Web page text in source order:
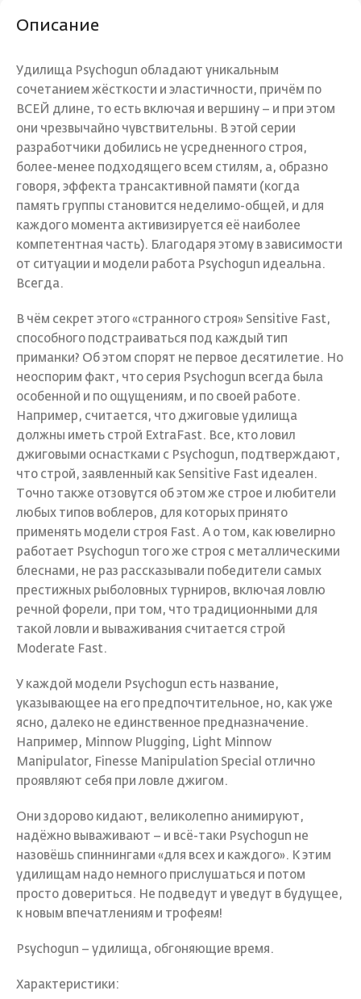
Описание
Удилища Psychogun обладают уникальным
сочетанием жёсткости и эластичности, причём по
ВСЕЙ длине, то есть включая и вершину – и при этом
они чрезвычайно чувствительны. В этой серии
разработчики добились не усредненного строя,
более-менее подходящего всем стилям, а, образно
говоря, эффекта трансактивной памяти (когда
память группы становится неделимо-общей, и для
каждого момента активизируется её наиболее
компетентная часть). Благодаря этому в зависимости
от ситуации и модели работа Psychogun идеальна.
Всегда.
В чём секрет этого «странного строя» Sensitive Fast,
способного подстраиваться под каждый тип
приманки? Об этом спорят не первое десятилетие. Но
неоспорим факт, что серия Psychogun всегда была
особенной и по ощущениям, и по своей работе.
Например, считается, что джиговые удилища
должны иметь строй ExtraFast. Все, кто ловил
джиговыми оснастками c Psychogun, подтверждают,
что строй, заявленный как Sensitive Fast идеален.
Точно также отзовутся об этом же строе и любители
любых типов воблеров, для которых принято
применять модели строя Fast. А о том, как ювелирно
работает Psychogun того же строя с металлическими
блеснами, не раз рассказывали победители самых
престижных рыболовных турниров, включая ловлю
речной форели, при том, что традиционными для
такой ловли и вываживания считается строй
Moderate Fast.
У каждой модели Psychogun есть название,
указывающее на его предпочтительное, но, как уже
ясно, далеко не единственное предназначение.
Например, Minnow Plugging, Light Minnow
Manipulator, Finesse Manipulation Special отлично
проявляют себя при ловле джигом.
Они здорово кидают, великолепно анимируют,
надёжно вываживают – и всё-таки Psychogun не
назовёшь спиннингами «для всех и каждого». К этим
удилищам надо немного прислушаться и потом
просто довериться. Не подведут и уведут в будущее,
к новым впечатлениям и трофеям!
Psychogun – удилища, обгоняющие время.
Характеристики: